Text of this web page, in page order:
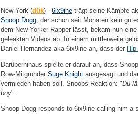
New York (dük) - 6ix9ine trägt seine Kämpfe
Snoop Dogg , der schon seit Monaten kein
dem New Yorker Rapper lässt, bekam nun
geleakten Videos ab. In einem mittlerweile
Daniel Hernandez aka 6ix9ine an, dass der Hip
Darüberhinaus spielte er darauf an, dass
Row-Mitgründer Suge Knight ausgesagt und
vermieden haben soll. Snoops Reaktion: "Du
boy".
Snoop Dogg responds to 6ix9ine calling him a